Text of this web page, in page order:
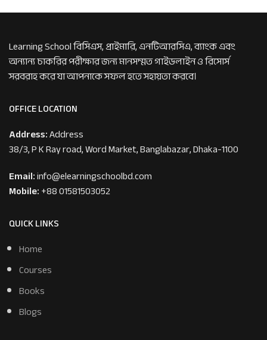
Learning School বিসিএস, প্রাইমারি, এনটিআরসিএ, ব্যাংক এবং
অন্যান্য চাকরির পরীক্ষার জন্য মানসম্মত গাইডলাইন ও রিসোর্স
সরবরাহ করে যা আপনাকে সফল হতে সহায়তা করবে।
OFFICE LOCATION
Address:Address
38/3, P K Ray road, Word Market, Banglabazar, Dhaka-1100
Email:info@elearningschoolbd.com
Mobile:+88 01581503052
QUICK LINKS
Home
Courses
Books
Blogs